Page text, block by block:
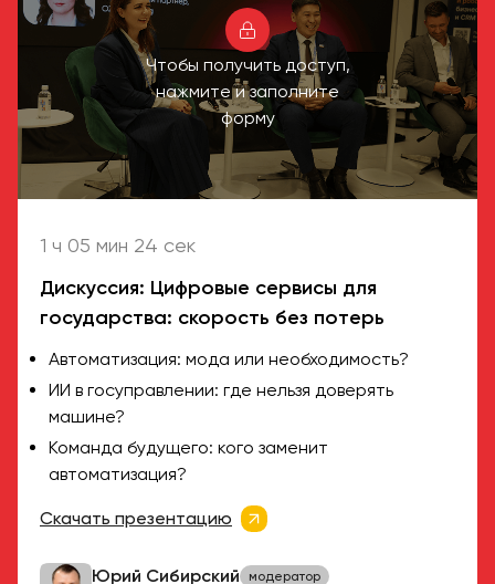
Чтобы получить доступ,
нажмите и заполните
форму
1 ч 05 мин 24 сек
Дискуссия: Цифровые сервисы для
государства: скорость без потерь
Автоматизация: мода или необходимость?
ИИ в госуправлении: где нельзя доверять
машине?
Команда будущего: кого заменит
автоматизация?
Скачать презентацию
Юрий Сибирский модератор